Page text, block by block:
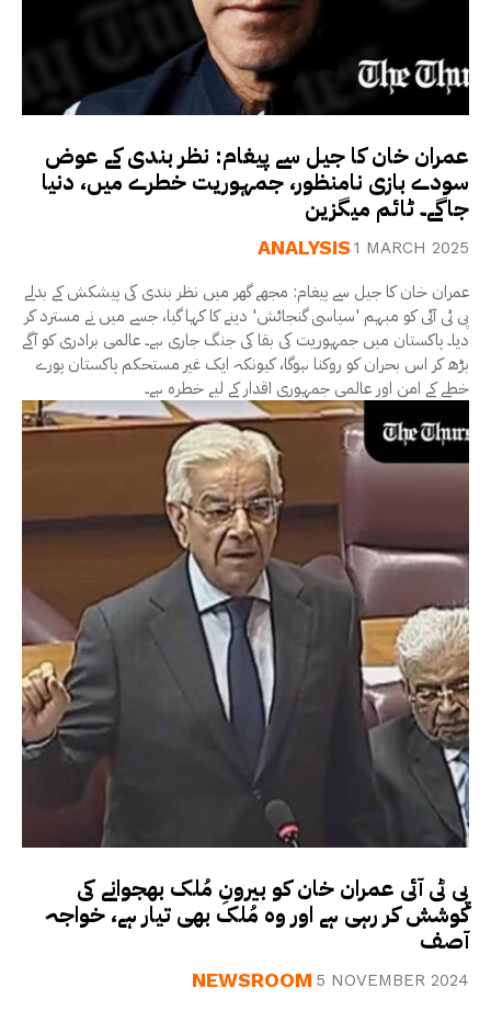
عمران خان کا جیل سے پیغام: نظر بندی کے عوض
سودے بازی نامنظور، جمہوریت خطرے میں، دنیا
جاگے۔ ٹائم میگزین
ANALYSIS 1 MARCH 2025
عمران خان کا جیل سے پیغام: مجھے گھر میں نظر بندی کی پیشکش کے بدلے
پی ٹی آئی کو مبہم 'سیاسی گنجائش' دینے کا کہا گیا، جسے میں نے مسترد کر
دیا۔ پاکستان میں جمہوریت کی بقا کی جنگ جاری ہے۔ عالمی برادری کو آگے
بڑھ کر اس بحران کو روکنا ہوگا، کیونکہ ایک غیر مستحکم پاکستان پورے
خطے کے امن اور عالمی جمہوری اقدار کے لیے خطرہ ہے۔
پی ٹی آئی عمران خان کو بیرونِ مُلک بھجوانے کی
کوشش کر رہی ہے اور وہ مُلک بھی تیار ہے، خواجہ
آصف
NEWSROOM 5 NOVEMBER 2024